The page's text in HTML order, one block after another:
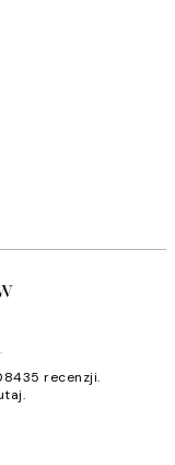
recenzji.